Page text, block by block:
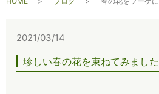
2021/03/14
珍しい春の花を束ねてみました